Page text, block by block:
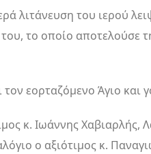
λιτάνευση του ιερού
το οποίο αποτελούσε
εορταζόμενο Άγιο και
κ. Ιωάννης
ο αξιότιμος κ.